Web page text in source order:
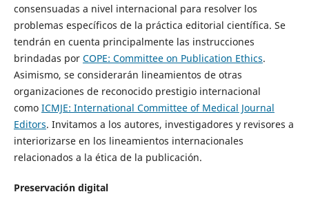
consensuadas a nivel internacional para resolver los
problemas específicos de la práctica editorial científica. Se
tendrán en cuenta principalmente las instrucciones
brindadas por COPE: Committee on Publication Ethics.
Asimismo, se considerarán lineamientos de otras
organizaciones de reconocido prestigio internacional
como ICMJE: International Committee of Medical Journal
Editors. Invitamos a los autores, investigadores y revisores a
interiorizarse en los lineamientos internacionales
relacionados a la ética de la publicación.
Preservación digital